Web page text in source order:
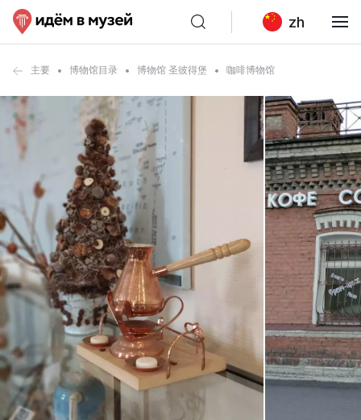
zh
主要 博物馆目录 博物馆 圣彼得堡 咖啡博物馆